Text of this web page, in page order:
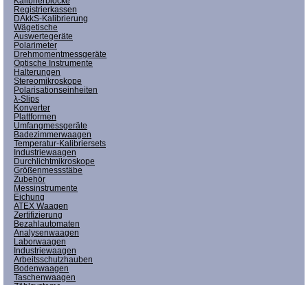
Registrierkassen
DAkkS-Kalibrierung
Wägetische
Auswertegeräte
Polarimeter
Drehmomentmessgeräte
Optische Instrumente
Halterungen
Stereomikroskope
Polarisationseinheiten
λ-Slips
Konverter
Plattformen
Umfangmessgeräte
Badezimmerwaagen
Temperatur-Kalibriersets
Industriewaagen
Durchlichtmikroskope
Größenmessstäbe
Zubehör
Messinstrumente
Eichung
ATEX Waagen
Zertifizierung
Bezahlautomaten
Analysenwaagen
Laborwaagen
Industriewaagen
Arbeitsschutzhauben
Bodenwaagen
Taschenwaagen